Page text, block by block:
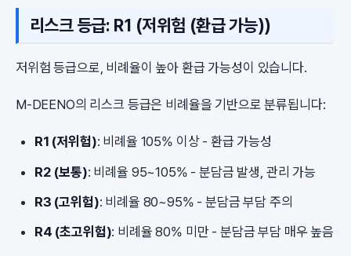
리스크 등급: R1 (저위험 (환급 가능))
저위험 등급으로, 비례율이 높아 환급 가능성이 있습니다.
M-DEENO의 리스크 등급은 비례율을 기반으로 분류됩니다:
R1 (저위험): 비례율 105% 이상 - 환급 가능성
R2 (보통): 비례율 95~105% - 분담금 발생, 관리 가능
R3 (고위험): 비례율 80~95% - 분담금 부담 주의
R4 (초고위험): 비례율 80% 미만 - 분담금 부담 매우 높음